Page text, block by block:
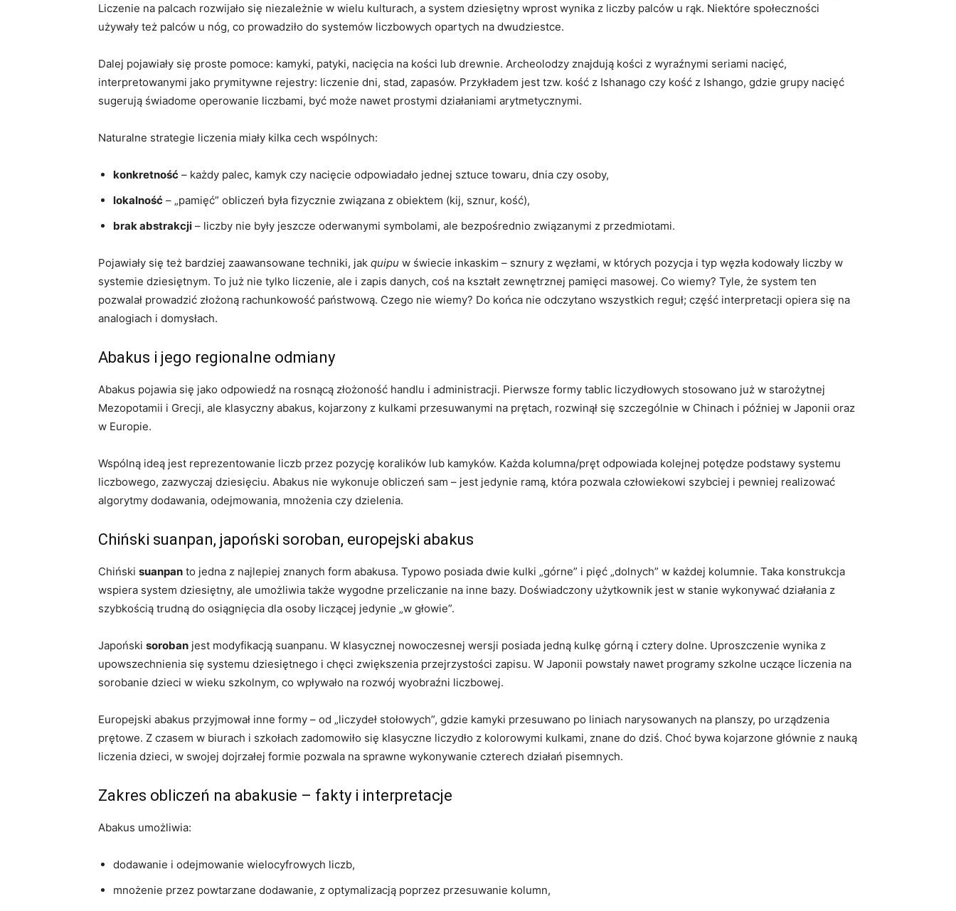
Liczenie na palcach rozwijało się niezależnie w wielu kulturach, a system dziesiętny wprost wynika z liczby palców u rąk. Niektóre społeczności
używały też palców u nóg, co prowadziło do systemów liczbowych opartych na dwudziestce.
Dalej pojawiały się proste pomoce: kamyki, patyki, nacięcia na kości lub drewnie. Archeolodzy znajdują kości z wyraźnymi seriami nacięć,
interpretowanymi jako prymitywne rejestry: liczenie dni, stad, zapasów. Przykładem jest tzw. kość z Ishanago czy kość z Ishango, gdzie grupy nacięć
sugerują świadome operowanie liczbami, być może nawet prostymi działaniami arytmetycznymi.
Naturalne strategie liczenia miały kilka cech wspólnych:
konkretność – każdy palec, kamyk czy nacięcie odpowiadało jednej sztuce towaru, dnia czy osoby,
lokalność – „pamięć” obliczeń była fizycznie związana z obiektem (kij, sznur, kość),
brak abstrakcji – liczby nie były jeszcze oderwanymi symbolami, ale bezpośrednio związanymi z przedmiotami.
Pojawiały się też bardziej zaawansowane techniki, jak quipu w świecie inkaskim – sznury z węzłami, w których pozycja i typ węzła kodowały liczby w
systemie dziesiętnym. To już nie tylko liczenie, ale i zapis danych, coś na kształt zewnętrznej pamięci masowej. Co wiemy? Tyle, że system ten
pozwalał prowadzić złożoną rachunkowość państwową. Czego nie wiemy? Do końca nie odczytano wszystkich reguł; część interpretacji opiera się na
analogiach i domysłach.
Abakus i jego regionalne odmiany
Abakus pojawia się jako odpowiedź na rosnącą złożoność handlu i administracji. Pierwsze formy tablic liczydłowych stosowano już w starożytnej
Mezopotamii i Grecji, ale klasyczny abakus, kojarzony z kulkami przesuwanymi na prętach, rozwinął się szczególnie w Chinach i później w Japonii oraz
w Europie.
Wspólną ideą jest reprezentowanie liczb przez pozycję koralików lub kamyków. Każda kolumna/pręt odpowiada kolejnej potędze podstawy systemu
liczbowego, zazwyczaj dziesięciu. Abakus nie wykonuje obliczeń sam – jest jedynie ramą, która pozwala człowiekowi szybciej i pewniej realizować
algorytmy dodawania, odejmowania, mnożenia czy dzielenia.
Chiński suanpan, japoński soroban, europejski abakus
Chiński suanpan to jedna z najlepiej znanych form abakusa. Typowo posiada dwie kulki „górne” i pięć „dolnych” w każdej kolumnie. Taka konstrukcja
wspiera system dziesiętny, ale umożliwia także wygodne przeliczanie na inne bazy. Doświadczony użytkownik jest w stanie wykonywać działania z
szybkością trudną do osiągnięcia dla osoby liczącej jedynie „w głowie”.
Japoński soroban jest modyfikacją suanpanu. W klasycznej nowoczesnej wersji posiada jedną kulkę górną i cztery dolne. Uproszczenie wynika z
upowszechnienia się systemu dziesiętnego i chęci zwiększenia przejrzystości zapisu. W Japonii powstały nawet programy szkolne uczące liczenia na
sorobanie dzieci w wieku szkolnym, co wpływało na rozwój wyobraźni liczbowej.
Europejski abakus przyjmował inne formy – od „liczydeł stołowych”, gdzie kamyki przesuwano po liniach narysowanych na planszy, po urządzenia
prętowe. Z czasem w biurach i szkołach zadomowiło się klasyczne liczydło z kolorowymi kulkami, znane do dziś. Choć bywa kojarzone głównie z nauką
liczenia dzieci, w swojej dojrzałej formie pozwala na sprawne wykonywanie czterech działań pisemnych.
Zakres obliczeń na abakusie – fakty i interpretacje
Abakus umożliwia:
dodawanie i odejmowanie wielocyfrowych liczb,
mnożenie przez powtarzane dodawanie, z optymalizacją poprzez przesuwanie kolumn,